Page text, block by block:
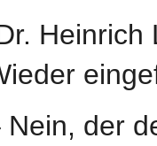
Heinrich
Nein, der